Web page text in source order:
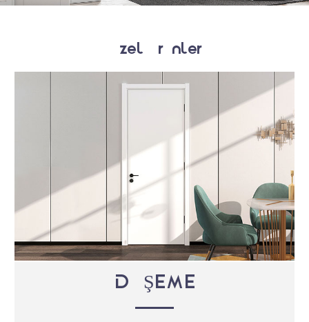
Özel Ürünler
DÖŞEME